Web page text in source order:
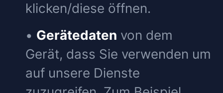
klicken/diese öffnen.
• Gerätedaten von dem
Gerät, dass Sie verwenden um
auf unsere Dienste